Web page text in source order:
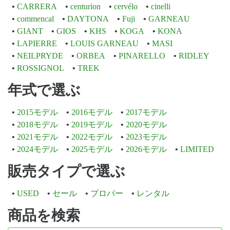
CARRERA centurion cervélo
cinelli
commencal
DAYTONA Fuji
GARNEAU
GIANT
GIOS KHS KOGA
KONA
LAPIERRE
LOUIS GARNEAU
MASI
NEILPRYDE
ORBEA PINARELLO
RIDLEY
ROSSIGNOL
TREK
年式で選ぶ
2015モデル 2016モデル
2017モデル
2018モデル
2019モデル
2020モデル
2021モデル
2022モデル
2023モデル
2024モデル
2025モデル 2026モデル LIMITED
販売タイプで選ぶ
USED セール プロパー レンタル
商品を検索